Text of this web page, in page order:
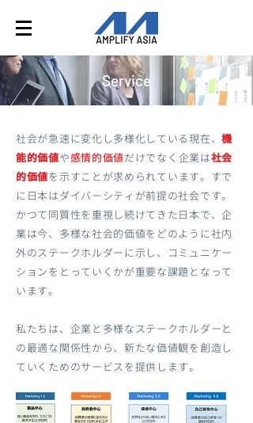
Service
社会が急速に変化し多様化している現在、機
能的価値や感情的価値だけでなく企業は社会
的価値を示すことが求められています。すで
に日本はダイバーシティが前提の社会です。
かつて同質性を重視し続けてきた日本で、企
業は今、多様な社会的価値をどのように社内
外のステークホルダーに示し、コミュニケー
ションをとっていくかが重要な課題となって
います。
私たちは、企業と多様なステークホルダーと
の最適な関係性から、新たな価値観を創造し
ていくためのサービスを提供します。